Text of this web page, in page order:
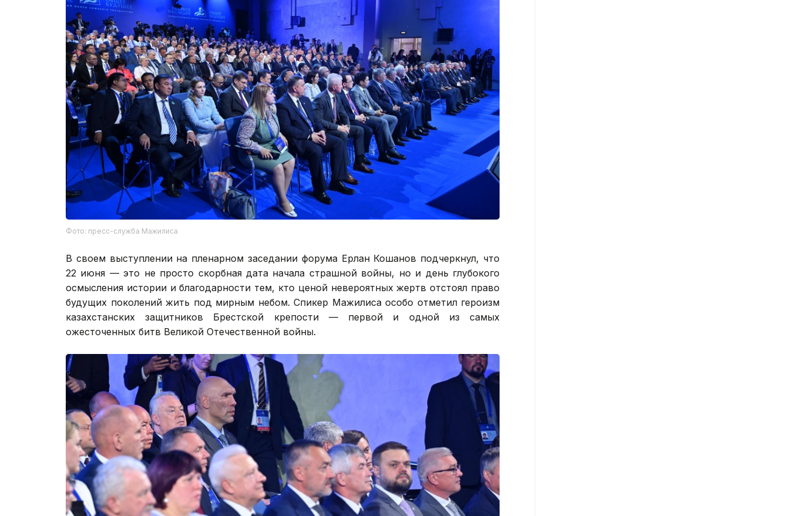
Фото: пресс-служба Мажилиса
В своем выступлении на пленарном заседании форума Ерлан Кошанов подчеркнул, что
22 июня — это не просто скорбная дата начала страшной войны, но и день глубокого
осмысления истории и благодарности тем, кто ценой невероятных жертв отстоял право
будущих поколений жить под мирным небом. Спикер Мажилиса особо отметил героизм
казахстанских защитников Брестской крепости — первой и одной из самых
ожесточенных битв Великой Отечественной войны.